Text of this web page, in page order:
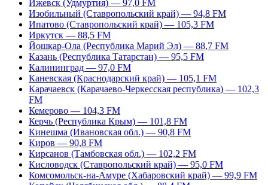
Ижевск (Удмуртия) — 97,0 FM
Изобильный (Ставропольский край) — 94,8 FM
Ипатово (Ставропольский край) — 105,3 FM
Иркутск — 88,5 FM
Йошкар-Ола (Республика Марий Эл) — 88,7 FM
Казань (Республика Татарстан) — 95,5 FM
Калининград — 97,0 FM
Каневская (Краснодарский край) — 105,1 FM
Карачаевск (Карачаево-Черкесская республика) — 102,3
FM
Кемерово — 104,3 FM
Керчь (Республика Крым) — 101,8 FM
Кинешма (Ивановская обл.) — 90,8 FM
Киров — 90,8 FM
Кирсанов (Тамбовская обл.) — 102,2 FM
Кисловодск (Ставропольский край) — 95,0 FM
Комсомольск-на-Амуре (Хабаровский край) — 99,9 FM